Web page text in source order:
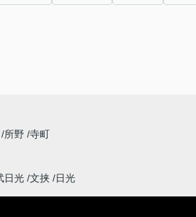
所野 寺町
日光 文挟 日光